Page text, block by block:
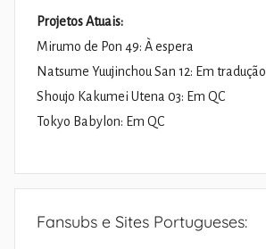
Projetos Atuais:
Mirumo de Pon 49: À espera
Natsume Yuujinchou San 12: Em tradução
Shoujo Kakumei Utena 03: Em QC
Tokyo Babylon: Em QC
Fansubs e Sites Portugueses: